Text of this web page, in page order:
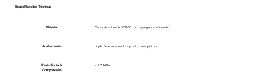
Especificações Técnicas
Material Concreto cimento CP-V com agregados minerais
Acabamento dupla face acetinado - pronto para pintura
Resistência à
Compressão
≥ 27 MPa